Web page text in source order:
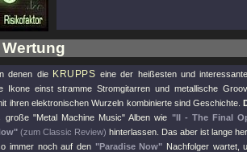
denen die KRUPPS eine der heißesten und
Ikone einst stramme Stromgitarren und metallische
ihren elektronischen Wurzeln kombinierte sind Geschichte.
große "Metal Machine Music" Alben wie "II - The Final
(zum Classic Review) hinterlassen. Das aber ist lange
immer noch auf den "Paradise Now" Nachfolger wartet,